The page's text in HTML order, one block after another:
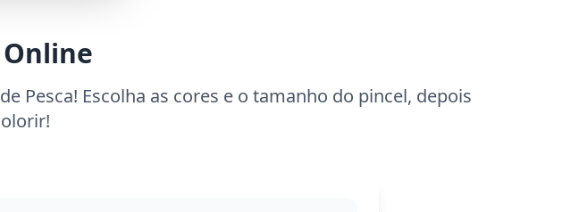
Pesca! Escolha as cores e o tamanho do pincel, depois